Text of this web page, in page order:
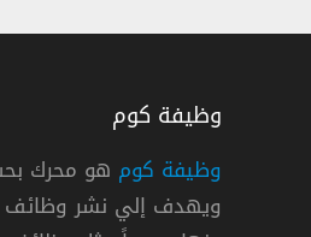
للحياة الفطرية للاختبار
وظيفة كوم
وظيفة كوم هو محرك
ويهدف إلي نشر وظائف